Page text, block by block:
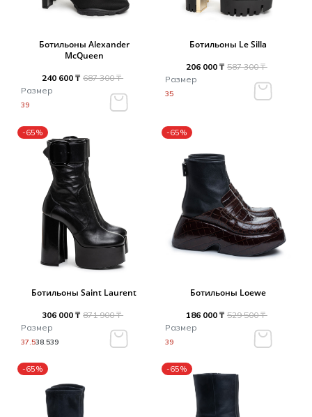
Ботильоны Alexander
McQueen
240 600 ₸ 687 300 ₸
Размер
39
Ботильоны Le Silla
206 000 ₸ 587 300 ₸
Размер
35
-65%
Ботильоны Saint Laurent
306 000 ₸ 871 900 ₸
Размер
37.538.539
-65%
Ботильоны Loewe
186 000 ₸ 529 500 ₸
Размер
39
-65% -65%